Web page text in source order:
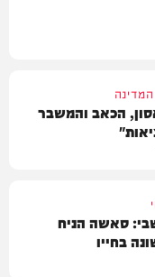
הכאב והמשבר
סאשה הניח
בחייו